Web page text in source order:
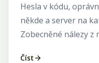
Hesla v kódu,
někde a server na
Zobecněné nálezy z
Číst